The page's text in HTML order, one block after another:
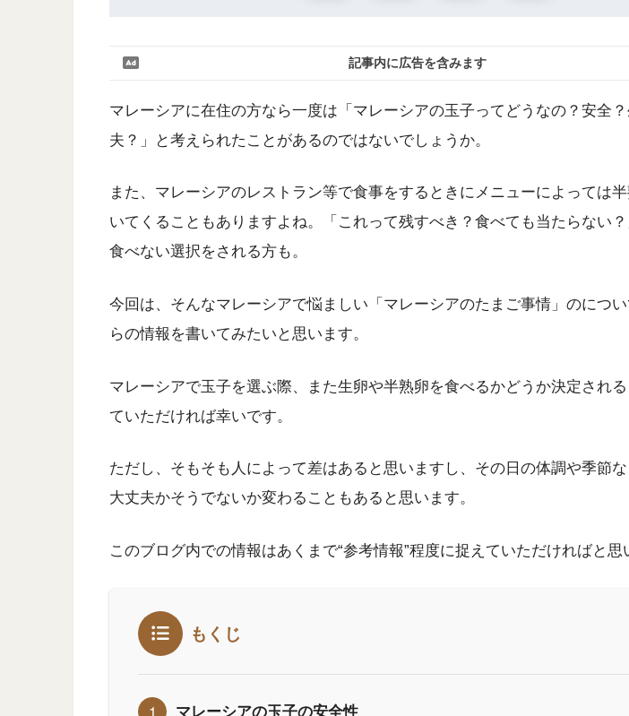
記事内に広告を含みます
マレーシアに在住の方なら一度は「マレーシアの玉子ってどうなの？安全
夫？」と考えられたことがあるのではないでしょうか。
また、マレーシアのレストラン等で食事をするときにメニューによっては
いてくることもありますよね。「これって残すべき？食べても当たらない？
食べない選択をされる方も。
今回は、そんなマレーシアで悩ましい「マレーシアのたまご事情」のにつ
らの情報を書いてみたいと思います。
マレーシアで玉子を選ぶ際、また生卵や半熟卵を食べるかどうか決定され
ていただければ幸いです。
ただし、そもそも人によって差はあると思いますし、その日の体調や季節
大丈夫かそうでないか変わることもあると思います。
このブログ内での情報はあくまで“参考情報”程度に捉えていただければと思
もくじ
マレーシアの玉子の安全性